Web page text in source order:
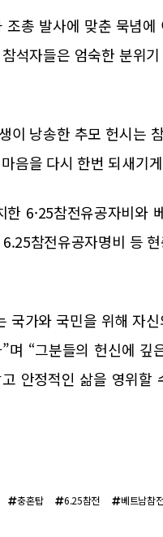
총 발사에 맞춘 묵념에
석자들은 엄숙한 분위
이 낭송한 추모 헌시는
음을 다시 한번 되새기
6·25참전유공자비와
참전유공자명비 등
국가와 국민을 위해 자
며 “그분들의 헌신에 깊
안정적인 삶을 영위할
충혼탑 6.25참전 베트남참